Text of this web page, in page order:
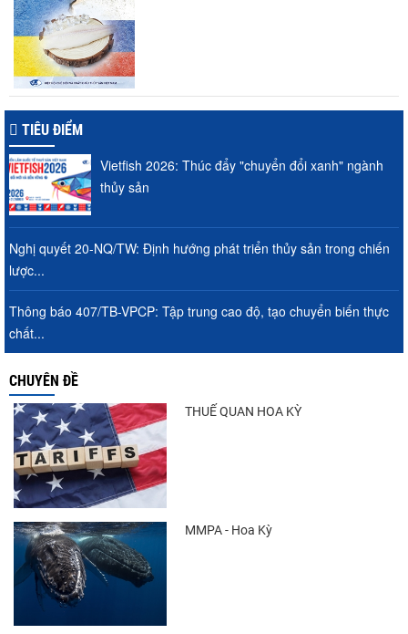
TIÊU ĐIỂM
Vietfish 2026: Thúc đẩy "chuyển đổi xanh" ngành
thủy sản
Nghị quyết 20-NQ/TW: Định hướng phát triển thủy sản trong chiến
lược...
Thông báo 407/TB-VPCP: Tập trung cao độ, tạo chuyển biến thực
chất...
CHUYÊN ĐỀ
THUẾ QUAN HOA KỲ
MMPA - Hoa Kỳ